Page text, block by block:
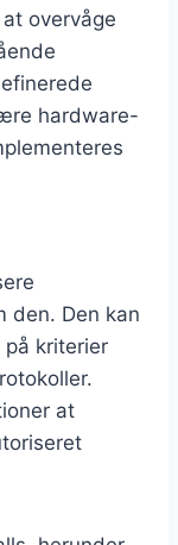
overvåge
hardware-
den. Den kan
kriterier
at